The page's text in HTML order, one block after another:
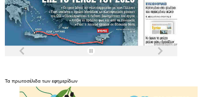
Τα πρωτοσέλιδα των εφημερίδων